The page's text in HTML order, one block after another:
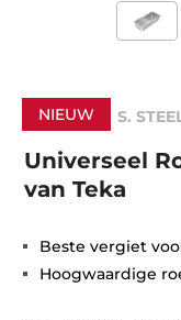
NIEUW S.
Universeel
van Teka
Beste vergiet
Hoogwaardige